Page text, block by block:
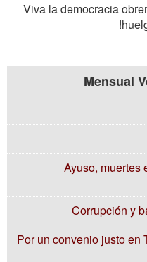
¡Viva la democracia
Mensual
Ayuso, muertes
Corrupción y
Por un convenio justo en